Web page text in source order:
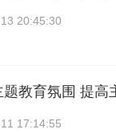
20:45:30
教育氛围 提高
17:14:55